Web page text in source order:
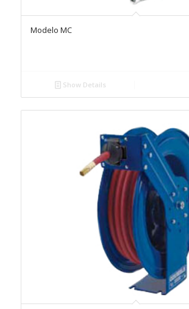
Modelo MC
Show Details